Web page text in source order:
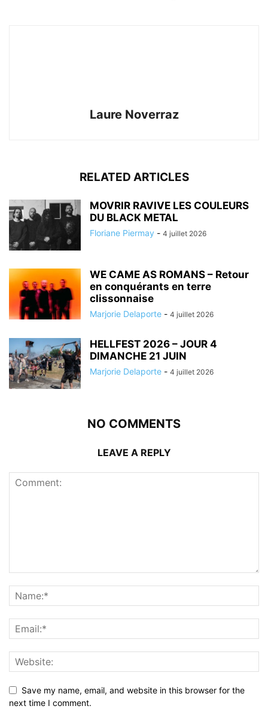
Laure Noverraz
RELATED ARTICLES
MOVRIR RAVIVE LES COULEURS
DU BLACK METAL
Floriane Piermay - 4 juillet 2026
WE CAME AS ROMANS – Retour
en conquérants en terre
clissonnaise
Marjorie Delaporte - 4 juillet 2026
HELLFEST 2026 – JOUR 4
DIMANCHE 21 JUIN
Marjorie Delaporte - 4 juillet 2026
NO COMMENTS
LEAVE A REPLY
Save my name, email, and website in this browser for the
next time I comment.